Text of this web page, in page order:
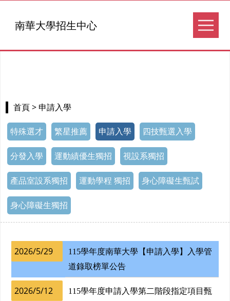
首頁 > 申請入學
特殊選才 繁星推薦 申請入學 四技甄選入學
分發入學 運動績優生獨招 視設系獨招
產品室設系獨招 運動學程 獨招 身心障礙生甄試
身心障礙生獨招
2026/5/29
115學年度南華大學【申請入學】入學管
道錄取榜單公告
2026/5/12
115學年度申請入學第二階段指定項目甄
南華大學招生中心